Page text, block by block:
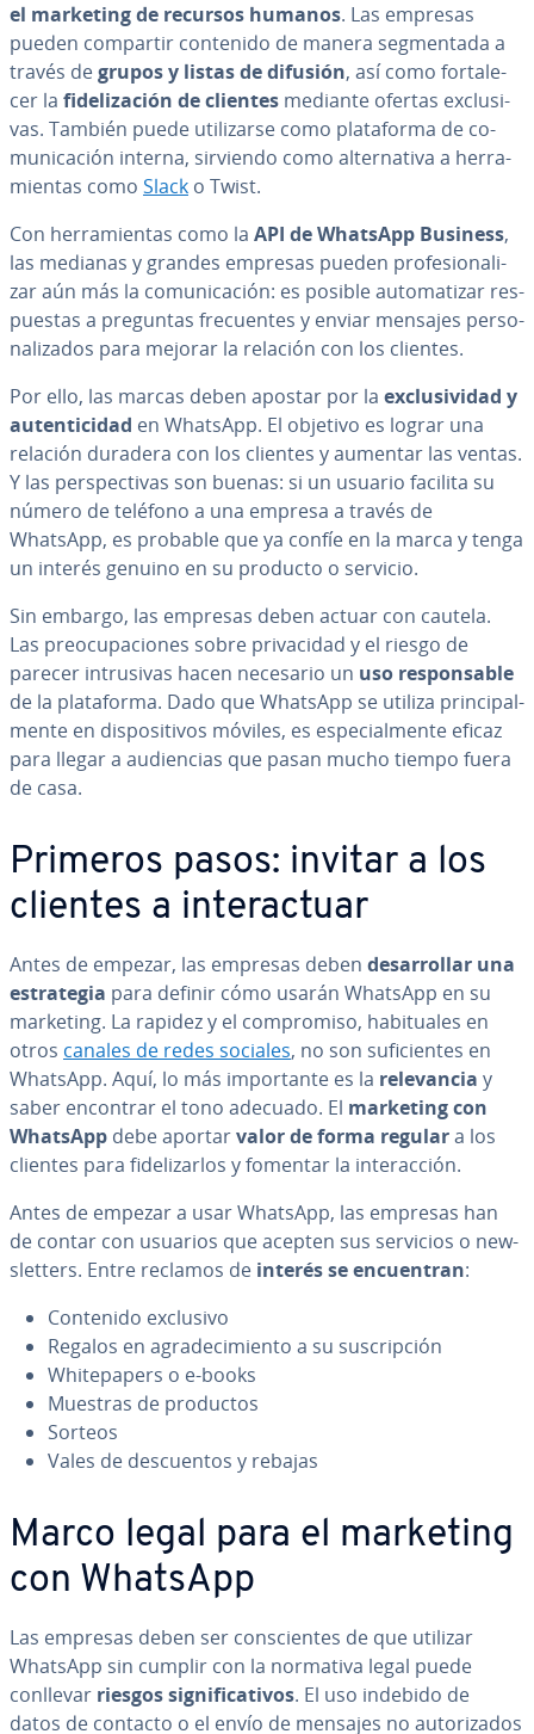
el marketing de recursos humanos. Las empresas
pueden compartir contenido de manera se­g­me­n­ta­da a
través degrupos y listas de difusión, así como fo­r­ta­le­
cer la fi­de­li­za­ción de clientes mediante ofertas ex­clu­si­
vas. También puede uti­li­zar­se como pla­ta­fo­r­ma de co­
mu­ni­ca­ción interna, sirviendo como al­te­r­na­ti­va a he­rra­
mie­n­tas como Slack o Twist.
Con he­rra­mie­n­tas como la API de WhatsApp Business,
las medianas y grandes empresas pueden pro­fe­sio­na­li­
zar aún más la co­mu­ni­ca­ción: es posible au­to­ma­ti­zar re­s­
pue­s­tas a preguntas fre­cue­n­tes y enviar mensajes pe­r­so­
na­li­za­dos para mejorar la relación con los clientes.
Por ello, las marcas deben apostar por la ex­clu­si­vi­dad y
au­te­n­ti­ci­dad en WhatsApp. El objetivo es lograr una
relación duradera con los clientes y aumentar las ventas.
Y las pe­r­s­pe­c­ti­vas son buenas: si un usuario facilita su
número de teléfono a una empresa a través de
WhatsApp, es probable que ya confíe en la marca y tenga
un interés genuino en su producto o servicio.
Sin embargo, las empresas deben actuar con cautela.
Las preo­cu­pa­cio­nes sobre pri­va­ci­dad y el riesgo de
parecer in­tru­si­vas hacen necesario un uso re­s­po­n­sa­ble
de la pla­ta­fo­r­ma. Dado que WhatsApp se utiliza pri­n­ci­pa­l­
me­n­te en di­s­po­si­ti­vos móviles, es es­pe­cia­l­me­n­te eficaz
para llegar a au­die­n­cias que pasan mucho tiempo fuera
de casa.
Primeros pasos: invitar a los
clientes a in­ter­ac­tuar
Antes de empezar, las empresas deben de­sa­rro­llar una
es­tra­te­gia para definir cómo usarán WhatsApp en su
marketing. La rapidez y el co­m­pro­mi­so, ha­bi­tua­les en
otros canales de redes sociales, no son su­fi­cie­n­tes en
WhatsApp. Aquí, lo más im­po­r­ta­n­te es la re­le­va­n­cia y
saber encontrar el tono adecuado. El marketing con
WhatsApp debe aportarvalor de forma regulara los
clientes para fi­de­li­zar­los y fomentar la in­ter­ac­ción.
Antes de empezar a usar WhatsApp, las empresas han
de contar con usuarios que acepten sus servicios o ne­w­
s­le­t­te­rs. Entre reclamos de interés se en­cue­n­tran:
Contenido exclusivo
Regalos en agra­de­ci­mie­n­to a su su­s­cri­p­ción
Whi­te­pa­pe­rs o e-books
Muestras de productos
Sorteos
Vales de de­s­cue­n­tos y rebajas
Marco legal para el marketing
con WhatsApp
Las empresas deben ser co­n­s­cie­n­tes de que utilizar
WhatsApp sin cumplir con la normativa legal puede
conllevar riesgos si­g­ni­fi­ca­ti­vos. El uso indebido de
datos de contacto o el envío de mensajes no au­to­ri­za­dos